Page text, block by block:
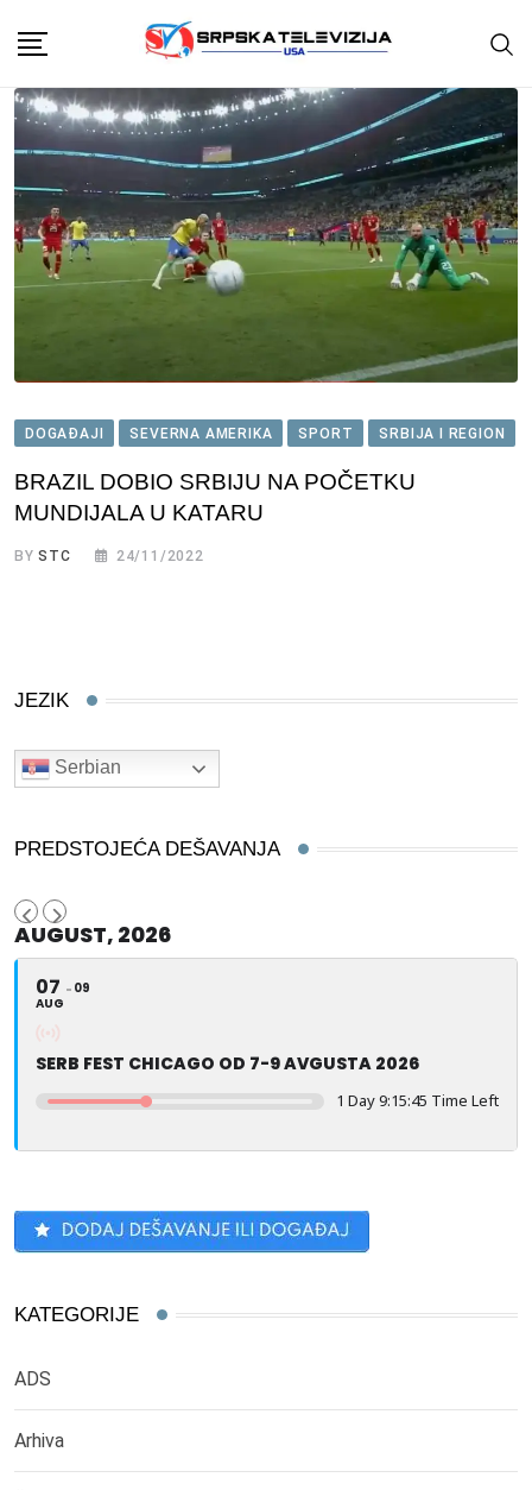
content
DOGAĐAJI SEVERNA AMERIKA SPORT SRBIJA I REGION
BRAZIL DOBIO SRBIJU NA POČETKU
MUNDIJALA U KATARU
BYSTC 24/11/2022
JEZIK
Serbian
PREDSTOJEĆA DEŠAVANJA
AUGUST, 2026
07
AUG
09
SERB FEST CHICAGO OD 7-9 AVGUSTA 2026
1 Day 9:15:45 Time Left
KATEGORIJE
ADS
Arhiva